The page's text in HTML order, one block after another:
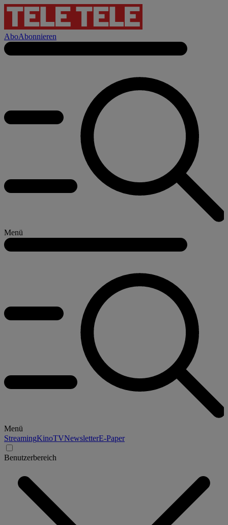
AboAbonnieren
Menü
Menü
StreamingKinoTVNewsletterE-Paper
Benutzerbereich